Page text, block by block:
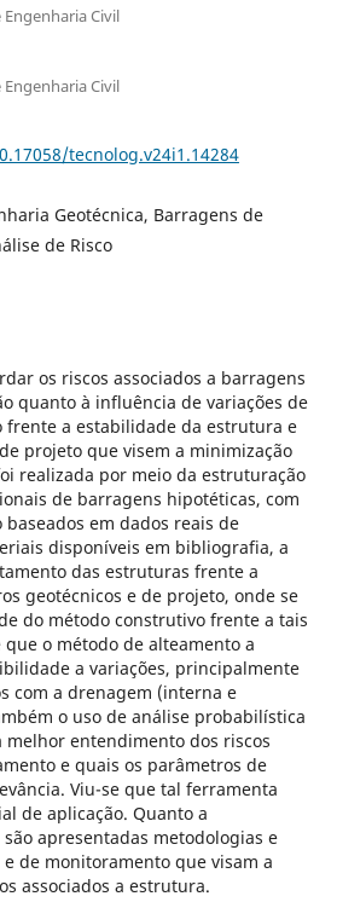
Civil
Civil
tecnolog.v24i1.14284
Geotécnica, Barragens de
de Risco
os riscos associados a barragens
quanto à influência de variações de
frente a estabilidade da estrutura e
projeto que visem a minimização
realizada por meio da estruturação
de barragens hipotéticas, com
em dados reais de
disponíveis em bibliografia, a
das estruturas frente a
geotécnicos e de projeto, onde se
do método construtivo frente a tais
que o método de alteamento a
a variações, principalmente
com a drenagem (interna e
o uso de análise probabilística
entendimento dos riscos
e quais os parâmetros de
Viu-se que tal ferramenta
de aplicação. Quanto a
apresentadas metodologias e
de monitoramento que visam a
associados a estrutura.